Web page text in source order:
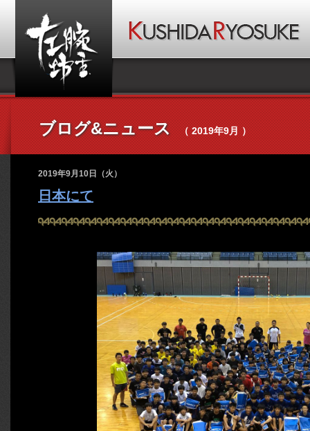
ブログ&ニュース （ 2019年9月 ）
2019年9月10日（火）
日本にて